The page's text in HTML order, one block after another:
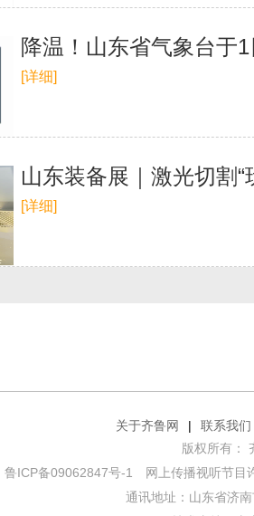
降温！山东省气象台于
[详细]
山东装备展｜激光切割
[详细]
关于齐鲁网 |
联系我们
版权所有：
鲁ICP备09062847号-1 网上传播视听节目
通讯地址：山东省济